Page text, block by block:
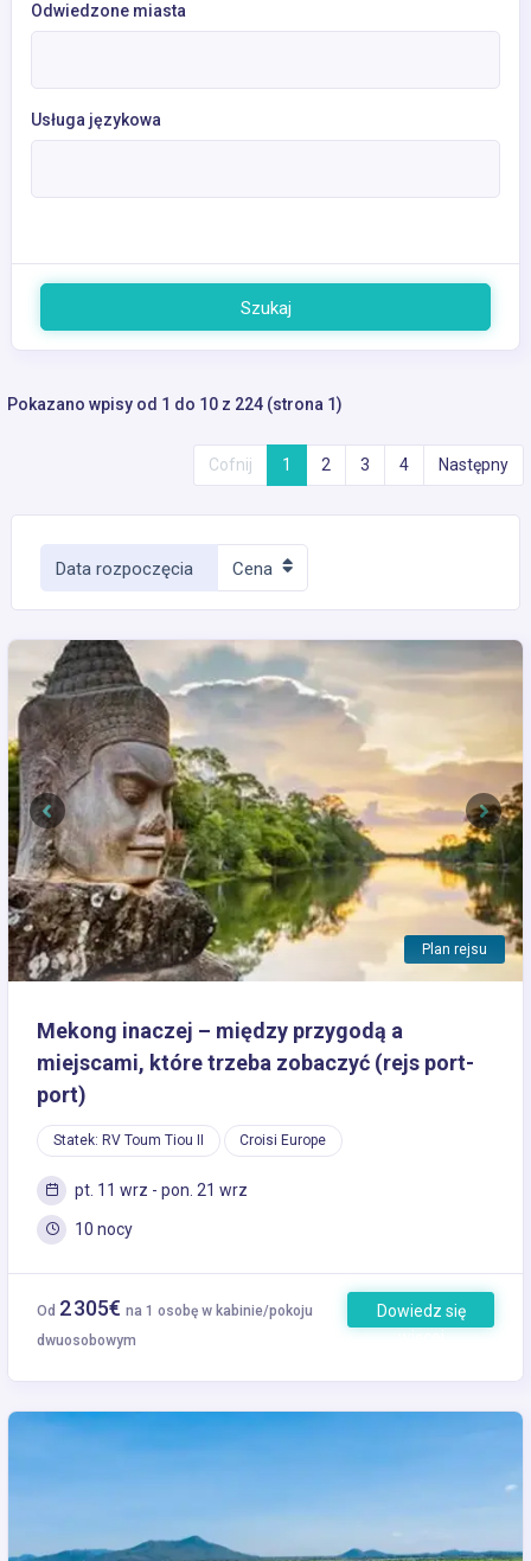
Odwiedzone miasta
Usługa językowa
Szukaj
Pokazano wpisy od 1 do 10 z 224 (strona 1)
Cofnij 1 2 3 4 Następny
Data rozpoczęcia Cena
Plan rejsu
Previous Next
Mekong inaczej – między przygodą a
miejscami, które trzeba zobaczyć (rejs port-
port)
Statek: RV Toum Tiou II Croisi Europe
pt. 11 wrz - pon. 21 wrz
10 nocy
Od 2 305€ na 1 osobę w kabinie/pokoju
dwuosobowym
Dowiedz się
więcej